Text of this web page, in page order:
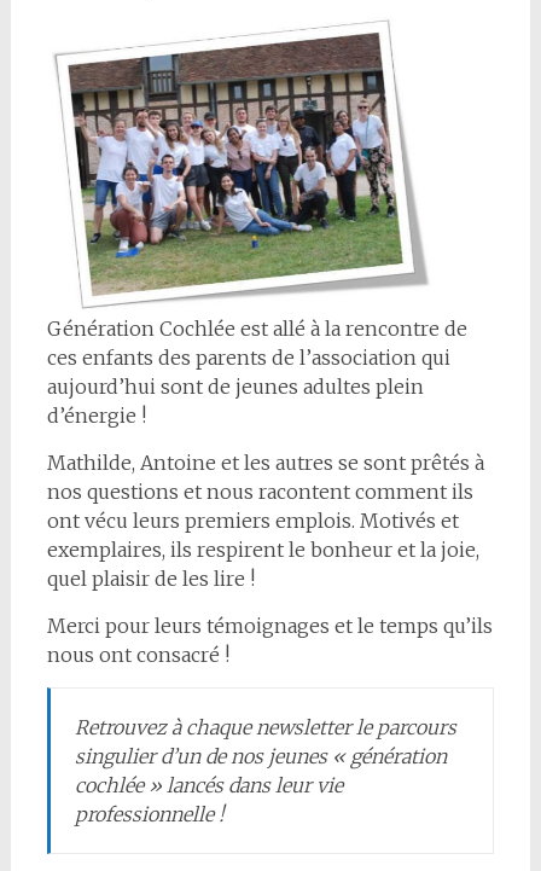
Génération Cochlée est allé à la rencontre de
ces enfants des parents de l’association qui
aujourd’hui sont de jeunes adultes plein
d’énergie !
Mathilde, Antoine et les autres se sont prêtés à
nos questions et nous racontent comment ils
ont vécu leurs premiers emplois. Motivés et
exemplaires, ils respirent le bonheur et la joie,
quel plaisir de les lire !
Merci pour leurs témoignages et le temps qu’ils
nous ont consacré !
Retrouvez à chaque newsletter le parcours
singulier d’un de nos jeunes « génération
cochlée » lancés dans leur vie
professionnelle !